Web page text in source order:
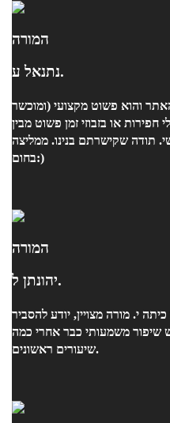
המורה
נתנאל ע.
והוא פשוט מקצועי (ומוכשר
חפירות או בזבוזי זמן פשוט מבין
את הצרכים ונותן מענה מדוייק ואישי. תודה שקישרתם בנינו. ממליצה
בחום:)
המורה
יהונתן ל.
כיתה י. מורה מצויין, יודע להסביר
שיפור משמעותי כבר אחרי כמה
שיעורים ראשונים.